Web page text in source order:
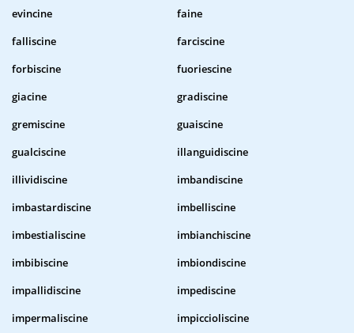
evincine
faine
falliscine
farciscine
forbiscine
fuoriescine
giacine
gradiscine
gremiscine
guaiscine
gualciscine
illanguidiscine
illividiscine
imbandiscine
imbastardiscine
imbelliscine
imbestialiscine
imbianchiscine
imbibiscine
imbiondiscine
impallidiscine
impediscine
impermaliscine
impiccioliscine